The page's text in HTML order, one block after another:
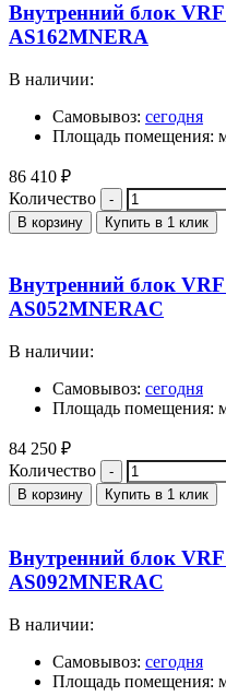
Внутренний блок
AS162MNERA
В наличии:
Самовывоз: сегодня
Площадь помещения:
86 410 ₽
Количество
В корзину Купить в 1 клик
Внутренний блок
AS052MNERAC
В наличии:
Самовывоз: сегодня
Площадь помещения:
84 250 ₽
Количество
В корзину Купить в 1 клик
Внутренний блок
AS092MNERAC
В наличии:
Самовывоз: сегодня
Площадь помещения: